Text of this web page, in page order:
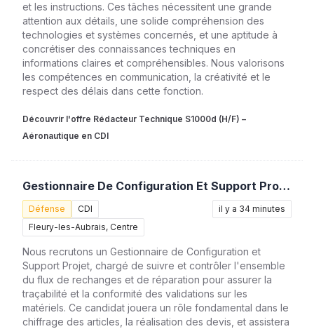
et les instructions. Ces tâches nécessitent une grande
attention aux détails, une solide compréhension des
technologies et systèmes concernés, et une aptitude à
concrétiser des connaissances techniques en
informations claires et compréhensibles. Nous valorisons
les compétences en communication, la créativité et le
respect des délais dans cette fonction.
Découvrir l'offre Rédacteur Technique S1000d (H/F) –
Aéronautique en CDI
Gestionnaire De Configuration Et Support Projet (H/F)
Défense
CDI
Fleury-les-Aubrais, Centre
il y a 34 minutes
Nous recrutons un Gestionnaire de Configuration et
Support Projet, chargé de suivre et contrôler l'ensemble
du flux de rechanges et de réparation pour assurer la
traçabilité et la conformité des validations sur les
matériels. Ce candidat jouera un rôle fondamental dans le
chiffrage des articles, la réalisation des devis, et assistera